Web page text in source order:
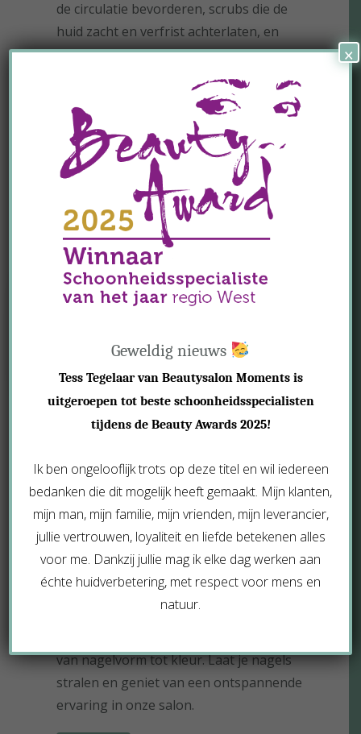
de circulatie bevorderen, scrubs die de
huid zacht en verfrist achterlaten, en
wraps die voeden en hydrateren. Elk van
onze lichaamsbehandelingen is een stap
naar totale welzijn en schoonheid.
LEES MEER
Pedicure
verzorgde uitstraling biedt Moments in
Aalsmeer professionele pedicure
behandelingen. Of je nu een
basisverzorging wenst of een luxueuze
behandeling, onze services zorgen
ervoor dat je voeten er op hun best
uitzien. Met aandacht voor detail,
van nagelvorm tot kleur. Laat je nagels
stralen en geniet van een ontspannende
ervaring in onze salon.
Geweldig nieuws
Tess Tegelaar van Beautysalon Moments is
uitgeroepen tot beste schoonheidsspecialisten
tijdens de Beauty Awards 2025!
Ik ben ongelooflijk trots op deze titel en wil iedereen
bedanken die dit mogelijk heeft gemaakt. Mijn klanten,
mijn man, mijn familie, mijn vrienden, mijn leverancier,
jullie vertrouwen, loyaliteit en liefde betekenen alles
voor me. Dankzij jullie mag ik elke dag werken aan
échte huidverbetering, met respect voor mens en
natuur.
×